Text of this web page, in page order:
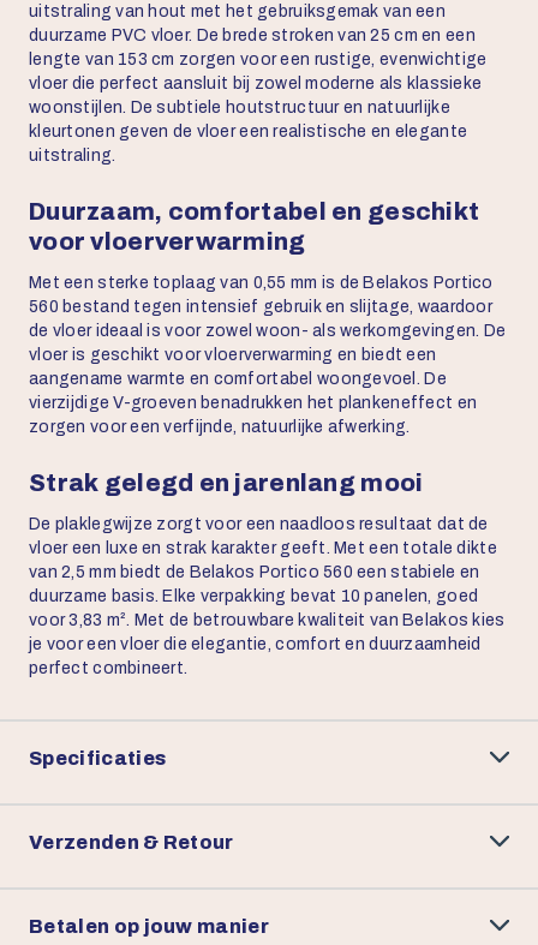
uitstraling van hout met het gebruiksgemak van een
duurzame PVC vloer. De brede stroken van 25 cm en een
lengte van 153 cm zorgen voor een rustige, evenwichtige
vloer die perfect aansluit bij zowel moderne als klassieke
woonstijlen. De subtiele houtstructuur en natuurlijke
kleurtonen geven de vloer een realistische en elegante
uitstraling.
Duurzaam, comfortabel en geschikt
voor vloerverwarming
Met een sterke toplaag van 0,55 mm is de Belakos Portico
560 bestand tegen intensief gebruik en slijtage, waardoor
de vloer ideaal is voor zowel woon- als werkomgevingen. De
vloer is geschikt voor vloerverwarming en biedt een
aangename warmte en comfortabel woongevoel. De
vierzijdige V-groeven benadrukken het plankeneffect en
zorgen voor een verfijnde, natuurlijke afwerking.
Strak gelegd en jarenlang mooi
De plaklegwijze zorgt voor een naadloos resultaat dat de
vloer een luxe en strak karakter geeft. Met een totale dikte
van 2,5 mm biedt de Belakos Portico 560 een stabiele en
duurzame basis. Elke verpakking bevat 10 panelen, goed
voor 3,83 m². Met de betrouwbare kwaliteit van Belakos kies
je voor een vloer die elegantie, comfort en duurzaamheid
perfect combineert.
Specificaties
Verzenden & Retour
Betalen op jouw manier